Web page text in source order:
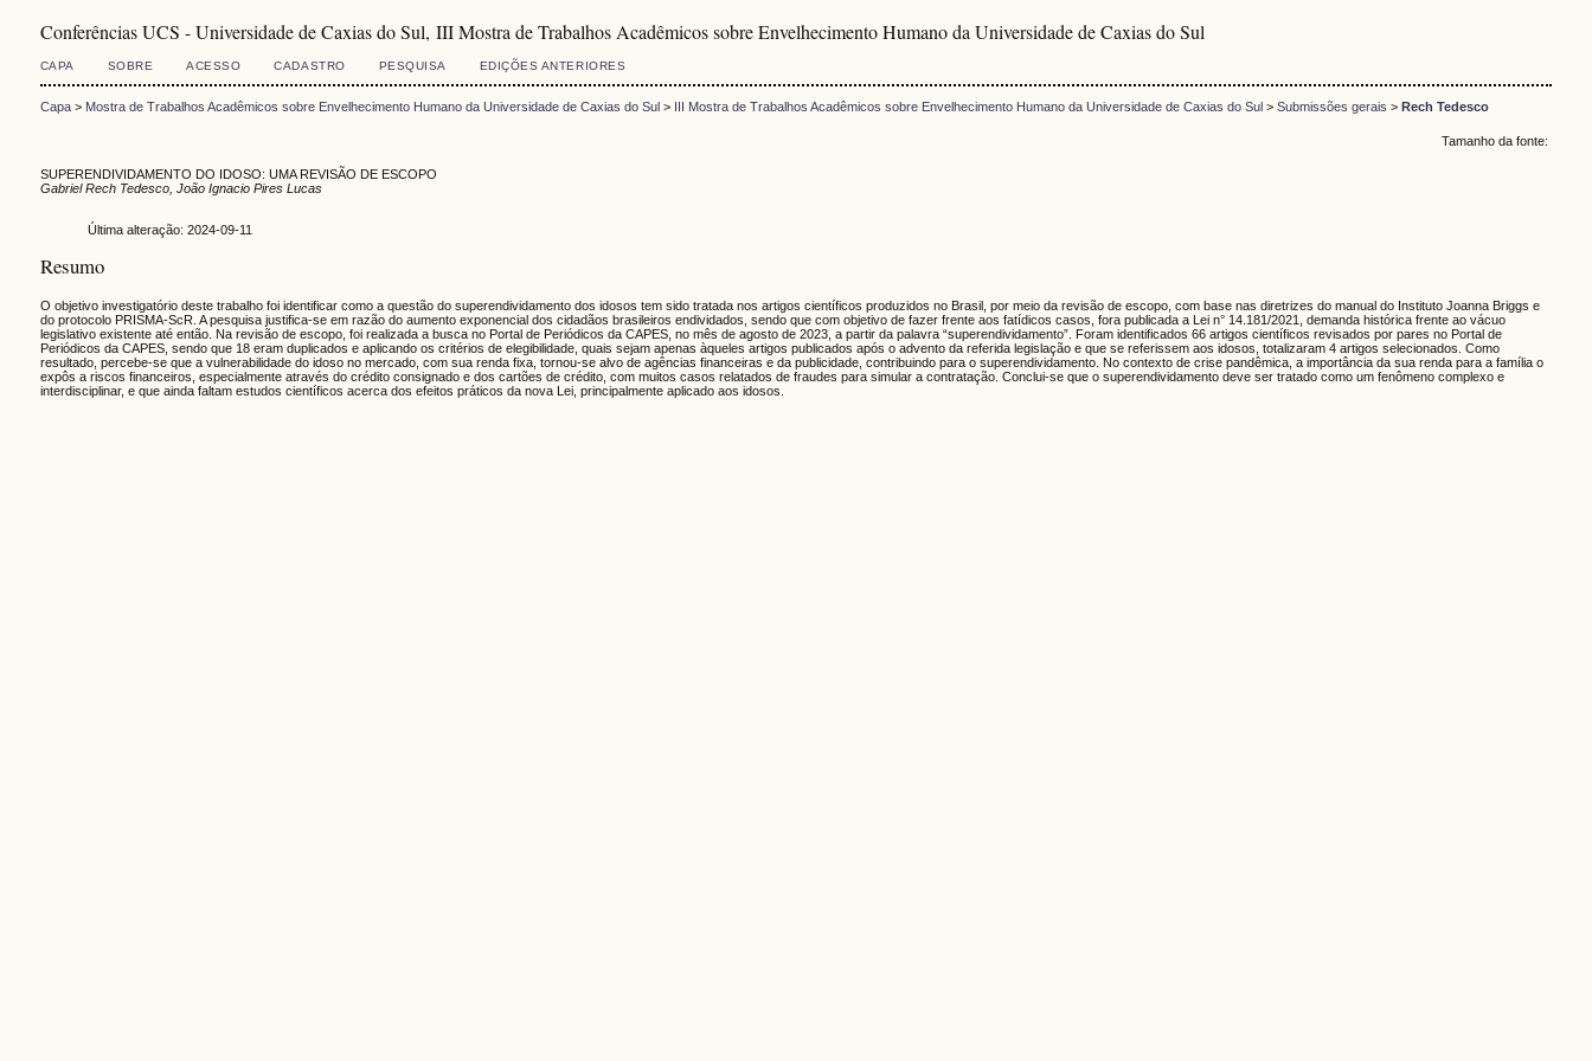
Conferências UCS - Universidade de Caxias do Sul, III Mostra de Trabalhos Acadêmicos sobre Envelhecimento Humano da Universidade de Caxias do Sul
CAPA SOBRE ACESSO CADASTRO PESQUISA EDIÇÕES ANTERIORES
Capa> Mostra de Trabalhos Acadêmicos sobre Envelhecimento Humano da Universidade de Caxias do Sul> III Mostra de Trabalhos Acadêmicos sobre Envelhecimento Humano da Universidade de Caxias do Sul> Submissões gerais > Rech Tedesco
Tamanho da fonte:
SUPERENDIVIDAMENTO DO IDOSO: UMA REVISÃO DE ESCOPO
Gabriel Rech Tedesco, João Ignacio Pires Lucas
Última alteração: 2024-09-11
Resumo
O objetivo investigatório deste trabalho foi identificar como a questão do superendividamento dos idosos tem sido tratada nos artigos científicos produzidos no Brasil, por meio da revisão de escopo, com base nas diretrizes do manual do Instituto Joanna Briggs e
do protocolo PRISMA-ScR. A pesquisa justifica-se em razão do aumento exponencial dos cidadãos brasileiros endividados, sendo que com objetivo de fazer frente aos fatídicos casos, fora publicada a Lei n° 14.181/2021, demanda histórica frente ao vácuo
legislativo existente até então. Na revisão de escopo, foi realizada a busca no Portal de Periódicos da CAPES, no mês de agosto de 2023, a partir da palavra “superendividamento”. Foram identificados 66 artigos científicos revisados por pares no Portal de
Periódicos da CAPES, sendo que 18 eram duplicados e aplicando os critérios de elegibilidade, quais sejam apenas àqueles artigos publicados após o advento da referida legislação e que se referissem aos idosos, totalizaram 4 artigos selecionados. Como
resultado, percebe-se que a vulnerabilidade do idoso no mercado, com sua renda fixa, tornou-se alvo de agências financeiras e da publicidade, contribuindo para o superendividamento. No contexto de crise pandêmica, a importância da sua renda para a família o
expôs a riscos financeiros, especialmente através do crédito consignado e dos cartões de crédito, com muitos casos relatados de fraudes para simular a contratação. Conclui-se que o superendividamento deve ser tratado como um fenômeno complexo e
interdisciplinar, e que ainda faltam estudos científicos acerca dos efeitos práticos da nova Lei, principalmente aplicado aos idosos.